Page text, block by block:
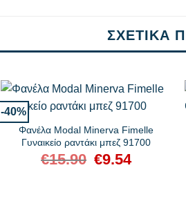
ΣΧΕΤΙΚΆ
-40%
+
Φανέλα Modal Minerva Fimelle
Γυναικείο ραντάκι μπεζ 91700
€15.90
Original
price
€9.54Η
τρέχουσα